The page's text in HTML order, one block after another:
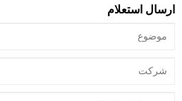
ارسال استعلام